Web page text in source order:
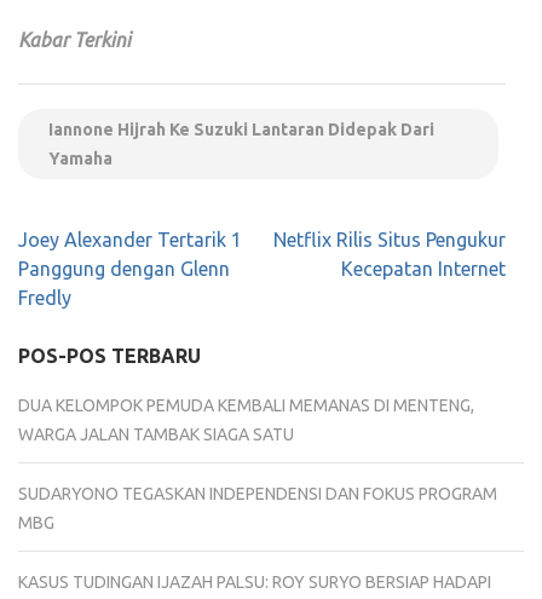
Kabar Terkini
Iannone Hijrah Ke Suzuki Lantaran Didepak Dari
Yamaha
Navigasi
pos
Joey Alexander Tertarik 1
Panggung dengan Glenn
Fredly
Netflix Rilis Situs Pengukur
Kecepatan Internet
POS-POS TERBARU
DUA KELOMPOK PEMUDA KEMBALI MEMANAS DI MENTENG,
WARGA JALAN TAMBAK SIAGA SATU
SUDARYONO TEGASKAN INDEPENDENSI DAN FOKUS PROGRAM
MBG
KASUS TUDINGAN IJAZAH PALSU: ROY SURYO BERSIAP HADAPI